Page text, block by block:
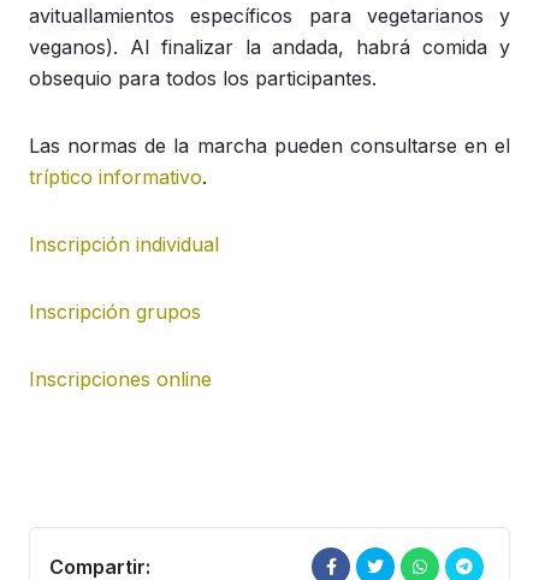
avituallamientos específicos para vegetarianos y
veganos). Al finalizar la andada, habrá comida y
obsequio para todos los participantes.
Las normas de la marcha pueden consultarse en el
tríptico informativo.
Inscripción individual
Inscripción grupos
Inscripciones online
Compartir: